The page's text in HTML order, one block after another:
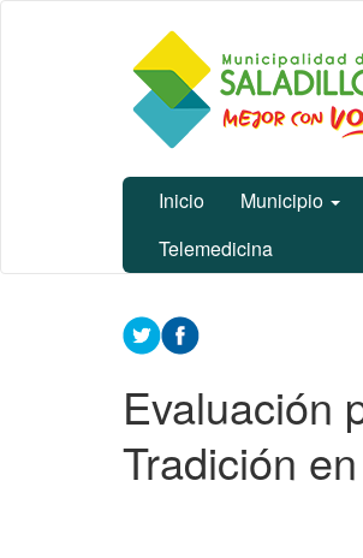
Municipalidad
de Saladillo
Inicio Municipio
Telemedicina
Contenido
principal
Evaluación
Tradición